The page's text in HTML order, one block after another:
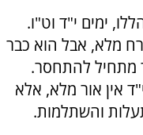
ימים י"ד וט"ו.
מלא, אבל הוא כבר
מתחיל להתחסר.
אין אור מלא, אלא
והשתלמות.